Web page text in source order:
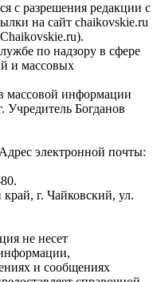
с разрешения редакции с
на сайт chaikovskie.ru
по надзору в сфере
и массовых
массовой информации
Богданов
электронной почты:
г. Чайковский, ул.
не несет
информации,
и сообщениях